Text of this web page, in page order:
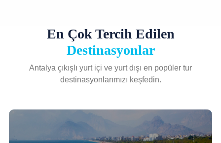
En Çok Tercih Edilen
Destinasyonlar
Antalya çıkışlı yurt içi ve yurt dışı en popüler tur
destinasyonlarımızı keşfedin.